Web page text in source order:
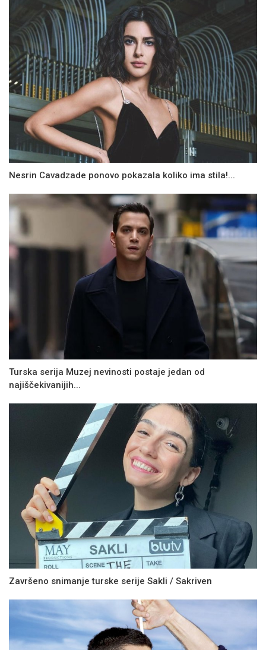
Nesrin Cavadzade ponovo pokazala koliko ima stila!...
Turska serija Muzej nevinosti postaje jedan od
najiščekivanijih...
Završeno snimanje turske serije Sakli / Sakriven